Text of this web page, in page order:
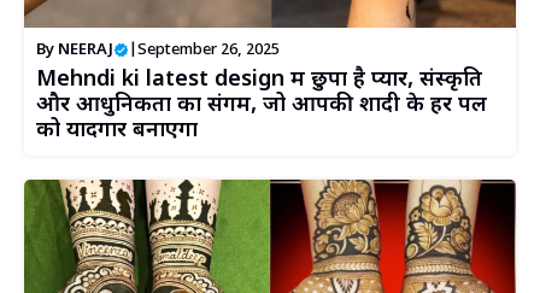
By NEERAJ September 26, 2025
Mehndi ki latest design में छुपा है प्यार, संस्कृति
और आधुनिकता का संगम, जो आपकी शादी के हर पल
को यादगार बनाएगा